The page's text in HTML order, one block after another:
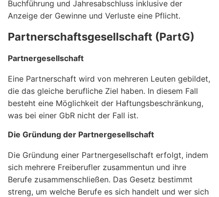
Buchführung und Jahresabschluss inklusive der
Anzeige der Gewinne und Verluste eine Pflicht.
Partnerschaftsgesellschaft (PartG)
Partnergesellschaft
Eine Partnerschaft wird von mehreren Leuten gebildet,
die das gleiche berufliche Ziel haben. In diesem Fall
besteht eine Möglichkeit der Haftungsbeschränkung,
was bei einer GbR nicht der Fall ist.
Die Gründung der Partnergesellschaft
Die Gründung einer Partnergesellschaft erfolgt, indem
sich mehrere Freiberufler zusammentun und ihre
Berufe zusammenschließen. Das Gesetz bestimmt
streng, um welche Berufe es sich handelt und wer sich